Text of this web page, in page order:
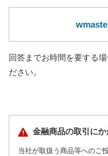
回答までお時間を要する
ださい。
金融商品の取引に
当社が取扱う商品等へのご